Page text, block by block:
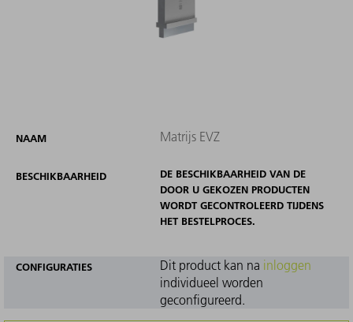
NAAM Matrijs EVZ
BESCHIKBAARHEID
DE BESCHIKBAARHEID VAN DE
DOOR U GEKOZEN PRODUCTEN
WORDT GECONTROLEERD TIJDENS
HET BESTELPROCES.
CONFIGURATIES Dit product kan na inloggen
individueel worden
geconfigureerd.